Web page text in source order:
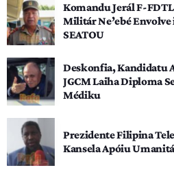
Komandu Jerál F-
Militár Ne’ebé
SEATOU
Deskonfia, Kandidatu
JGCM Laiha Diploma
Médiku
Prezidente Filipina
Kansela Apóiu